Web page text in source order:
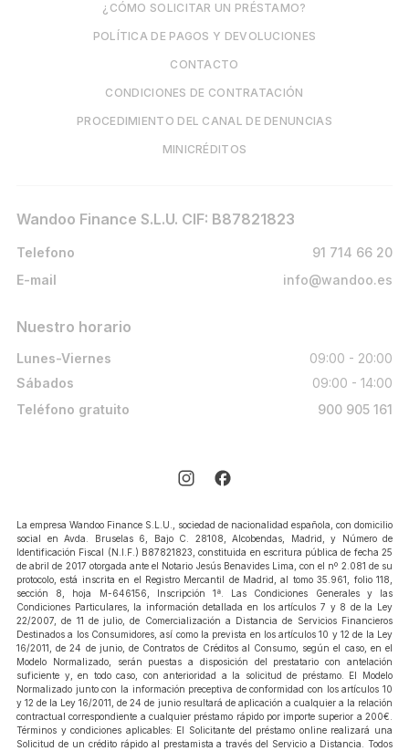
¿CÓMO SOLICITAR UN PRÉSTAMO?
POLÍTICA DE PAGOS Y DEVOLUCIONES
CONTACTO
CONDICIONES DE CONTRATACIÓN
PROCEDIMIENTO DEL CANAL DE DENUNCIAS
MINICRÉDITOS
Wandoo Finance S.L.U. CIF: B87821823
Telefono
91 714 66 20
E-mail
info@wandoo.es
Nuestro horario
Lunes-Viernes
09:00 - 20:00
Sábados
09:00 - 14:00
Teléfono gratuito
900 905 161
La empresa Wandoo Finance S.L.U., sociedad de nacionalidad española, con domicilio
social en Avda. Bruselas 6, Bajo C. 28108, Alcobendas, Madrid, y Número de
Identificación Fiscal (N.I.F.) B87821823, constituida en escritura pública de fecha 25
de abril de 2017 otorgada ante el Notario Jesús Benavides Lima, con el nº 2.081 de su
protocolo, está inscrita en el Registro Mercantil de Madrid, al tomo 35.961, folio 118,
sección 8, hoja M-646156, Inscripción 1ª. Las Condiciones Generales y las
Condiciones Particulares, la información detallada en los artículos 7 y 8 de la Ley
22/2007, de 11 de julio, de Comercialización a Distancia de Servicios Financieros
Destinados a los Consumidores, así como la prevista en los artículos 10 y 12 de la Ley
16/2011, de 24 de junio, de Contratos de Créditos al Consumo, según el caso, en el
Modelo Normalizado, serán puestas a disposición del prestatario con antelación
suficiente y, en todo caso, con anterioridad a la solicitud de préstamo. El Modelo
Normalizado junto con la información preceptiva de conformidad con los artículos 10
y 12 de la Ley 16/2011, de 24 de junio resultará de aplicación a cualquier a la relación
contractual correspondiente a cualquier préstamo rápido por importe superior a 200€.
Términos y condiciones aplicables: El Solicitante del préstamo online realizará una
Solicitud de un crédito rápido al prestamista a través del Servicio a Distancia. Todos